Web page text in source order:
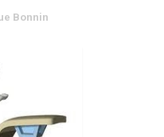
Bonnin